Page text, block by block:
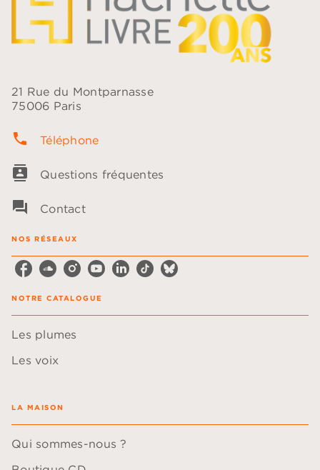
21 Rue du Montparnasse
75006 Paris
phone Téléphone
contacts Questions fréquentes
question_answer Contact
NOS RÉSEAUX
NOTRE CATALOGUE
Les plumes
Les voix
LA MAISON
Qui sommes-nous ?